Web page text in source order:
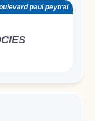
paul peytral